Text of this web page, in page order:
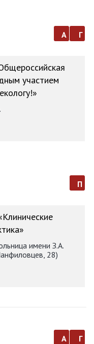
а г
участием
п
имени З.А.
28)
а г